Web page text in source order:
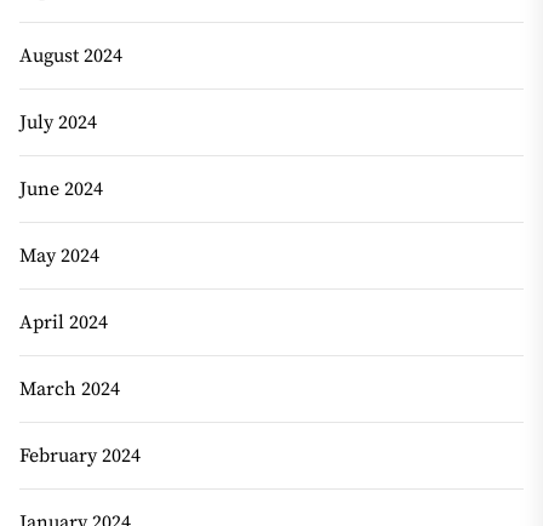
August 2024
July 2024
June 2024
May 2024
April 2024
March 2024
February 2024